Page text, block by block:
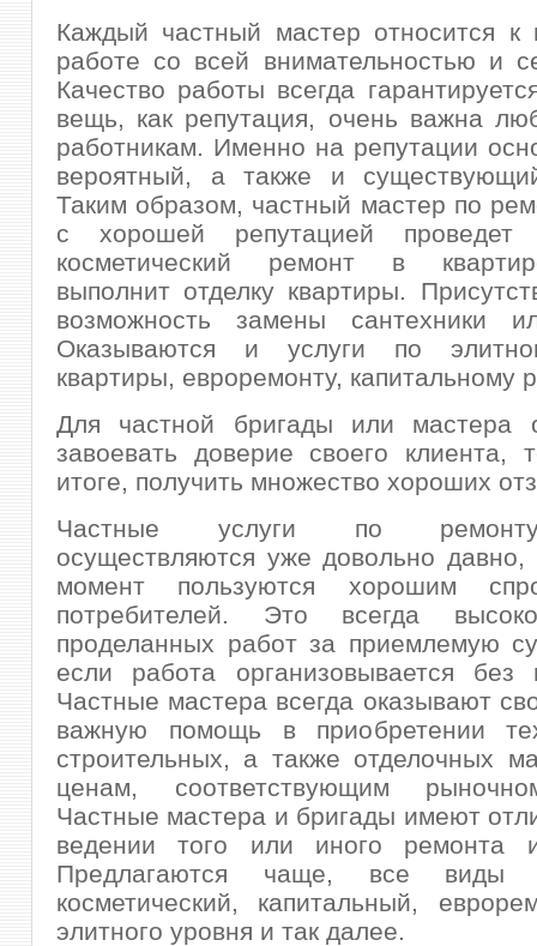
Каждый частный мастер относится к
работе со всей внимательностью и
Качество работы всегда
вещь, как репутация, очень важна
работникам. Именно на репутации
вероятный, а также и
Таким образом, частный мастер по
с хорошей репутацией проведет
косметический ремонт в
выполнит отделку квартиры.
возможность замены сантехники
Оказываются и услуги по
квартиры, евроремонту, капитальному
Для частной бригады или мастера
завоевать доверие своего
итоге, получить множество хороших
Частные услуги по
осуществляются уже довольно
момент пользуются хорошим
потребителей. Это всегда
проделанных работ за приемлемую
если работа организовывается без
Частные мастера всегда оказывают
важную помощь в приобретении
строительных, а также отделочных
ценам, соответствующим
Частные мастера и бригады имеют
ведении того или иного ремонта
Предлагаются чаще, все виды
косметический, капитальный,
элитного уровня и так далее.